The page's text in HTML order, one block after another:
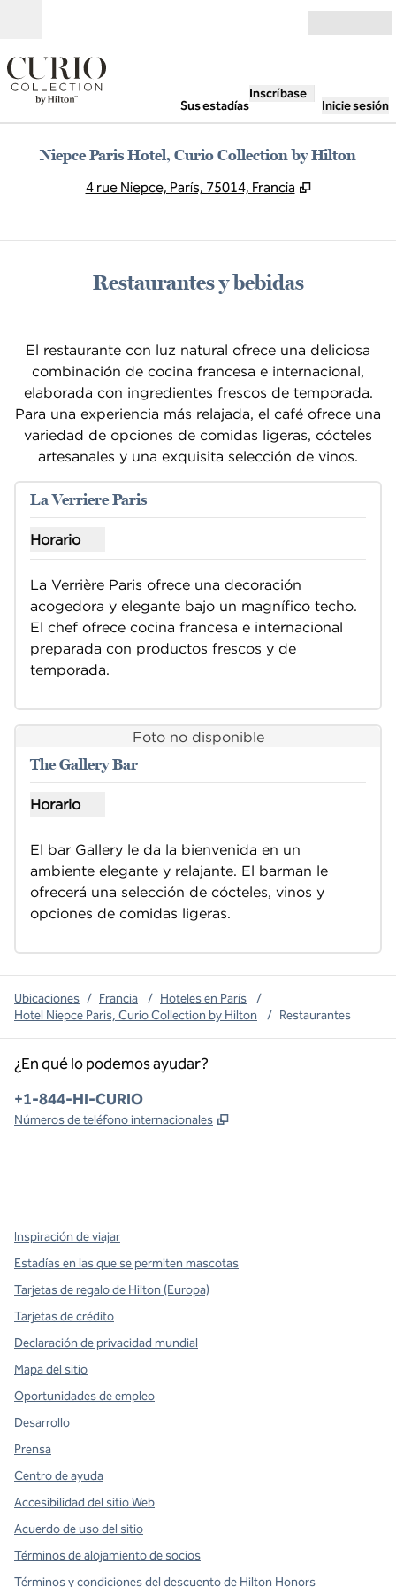
Sus estadías
Inscríbase
Inicie sesión
Niepce Paris Hotel, Curio Collection by Hilton
4 rue Niepce, París, 75014, Francia ,
Restaurantes y bebidas
El restaurante con luz natural ofrece una deliciosa
combinación de cocina francesa e internacional,
elaborada con ingredientes frescos de temporada.
Para una experiencia más relajada, el café ofrece una
variedad de opciones de comidas ligeras, cócteles
artesanales y una exquisita selección de vinos.
1 de 7
imagen anterior
La Verriere Paris
Horario
Horario de espectáculos de La Verriere Paris
La Verrière Paris ofrece una decoración
acogedora y elegante bajo un magnífico techo.
El chef ofrece cocina francesa e internacional
preparada con productos frescos y de
temporada.
Foto no disponible
The Gallery Bar
Horario
Mostrar horarios para The Gallery Bar
El bar Gallery le da la bienvenida en un
ambiente elegante y relajante. El barman le
ofrecerá una selección de cócteles, vinos y
opciones de comidas ligeras.
Ubicaciones / Francia / Hoteles en París
/
Hotel Niepce Paris, Curio Collection by Hilton
/ Restaurantes
¿En qué lo podemos ayudar?
Teléfono:
+1-844-HI-CURIO
Números de teléfono internacionales ,
Inspiración de viajar
Estadías en las que se permiten mascotas
Tarjetas de regalo de Hilton (Europa)
Tarjetas de crédito
Declaración de privacidad mundial
Mapa del sitio
Oportunidades de empleo
Desarrollo
Prensa
Centro de ayuda
Accesibilidad del sitio Web
Acuerdo de uso del sitio
Términos de alojamiento de socios
Términos y condiciones del descuento de Hilton Honors